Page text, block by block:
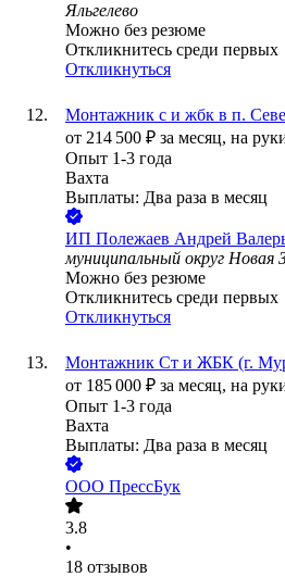
Яльгелево
Можно без резюме
Откликнитесь среди первых
Откликнуться
Монтажник с и жбк в п.
от 214 500 ₽ за месяц, на
Опыт 1-3 года
Вахта
Выплаты: Два раза в месяц
ИП Полежаев Андрей
муниципальный округ Новая
Можно без резюме
Откликнитесь среди первых
Откликнуться
Монтажник Ст и ЖБК (г.
от 185 000 ₽ за месяц, на
Опыт 1-3 года
Вахта
Выплаты: Два раза в месяц
ООО ПрессБук
3.8
•
18 отзывов